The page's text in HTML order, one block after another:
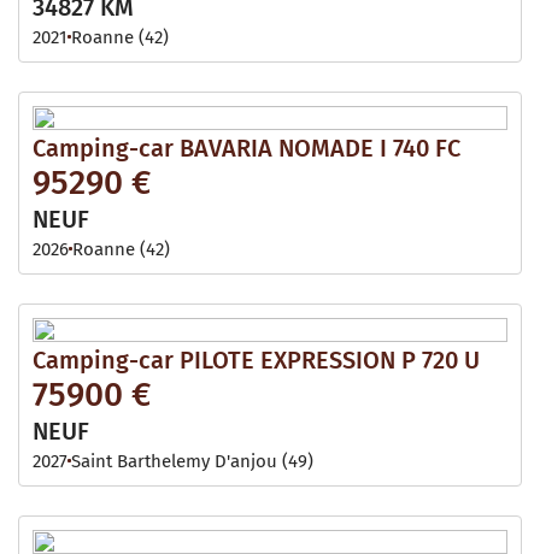
34827 KM
2021 Roanne (42)
Camping-car BAVARIA NOMADE I 740 FC
95290 €
NEUF
2026 Roanne (42)
Camping-car PILOTE EXPRESSION P 720 U
75900 €
NEUF
2027Saint Barthelemy D'anjou (49)